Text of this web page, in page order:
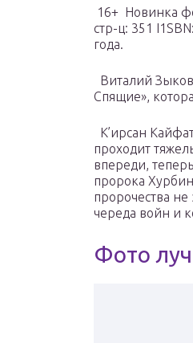
16+ Новинка
стр-ц: 351
года.
Виталий
Спящие»,
К’ирсан
проходит
впереди,
пророка
пророчества не
череда войн и
Фото